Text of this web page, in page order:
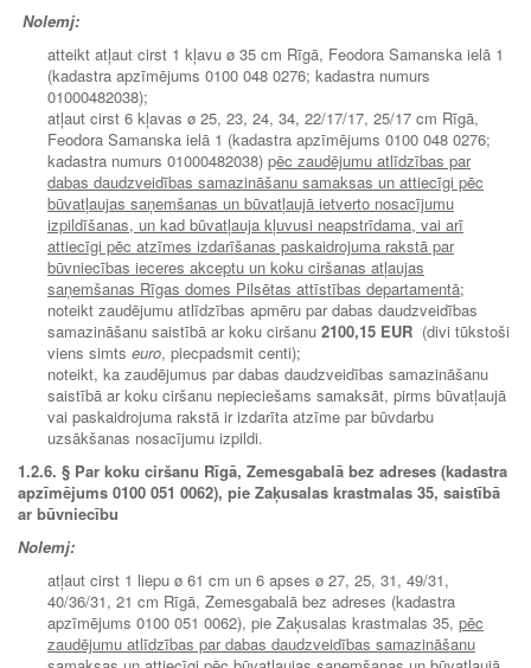
Nolemj:
atteikt atļaut cirst 1 kļavu ø 35 cm Rīgā, Feodora Samanska ielā 1
(kadastra apzīmējums 0100 048 0276; kadastra numurs
01000482038);
atļaut cirst 6 kļavas ø 25, 23, 24, 34, 22/17/17, 25/17 cm Rīgā,
Feodora Samanska ielā 1 (kadastra apzīmējums 0100 048 0276;
kadastra numurs 01000482038) pēc zaudējumu atlīdzības par
dabas daudzveidības samazināšanu samaksas un attiecīgi pēc
būvatļaujas saņemšanas un būvatļaujā ietverto nosacījumu
izpildīšanas, un kad būvatļauja kļuvusi neapstrīdama, vai arī
attiecīgi pēc atzīmes izdarīšanas paskaidrojuma rakstā par
būvniecības ieceres akceptu un koku ciršanas atļaujas
saņemšanas Rīgas domes Pilsētas attīstības departamentā;
noteikt zaudējumu atlīdzības apmēru par dabas daudzveidības
samazināšanu saistībā ar koku ciršanu 2100,15 EUR (divi tūkstoši
viens simts euro, piecpadsmit centi);
noteikt, ka zaudējumus par dabas daudzveidības samazināšanu
saistībā ar koku ciršanu nepieciešams samaksāt, pirms būvatļaujā
vai paskaidrojuma rakstā ir izdarīta atzīme par būvdarbu
uzsākšanas nosacījumu izpildi.
1.2.6. § Par koku ciršanu Rīgā, Zemesgabalā bez adreses (kadastra
apzīmējums 0100 051 0062), pie Zaķusalas krastmalas 35, saistībā
ar būvniecību
Nolemj:
atļaut cirst 1 liepu ø 61 cm un 6 apses ø 27, 25, 31, 49/31,
40/36/31, 21 cm Rīgā, Zemesgabalā bez adreses (kadastra
apzīmējums 0100 051 0062), pie Zaķusalas krastmalas 35, pēc
zaudējumu atlīdzības par dabas daudzveidības samazināšanu